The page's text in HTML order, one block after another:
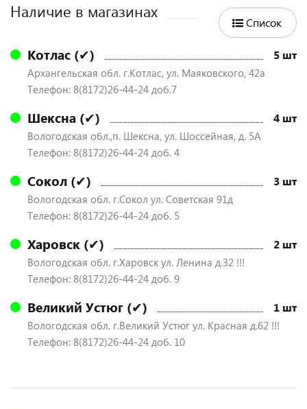
Наличие в магазинах
Список
Котлас (✔) 5 шт
Архангельская обл. г.Котлас, ул. Маяковского, 42а
Телефон: 8(8172)26-44-24 доб.7
Шексна (✔) 4 шт
Вологодская обл.,п. Шексна, ул. Шоссейная, д. 5А
Телефон: 8(8172)26-44-24 доб. 4
Сокол (✔) 3 шт
Вологодская обл. г.Сокол ул. Советская 91д
Телефон: 8(8172)26-44-24 доб. 5
Харовск (✔) 2 шт
Вологодская обл. г.Харовск ул. Ленина д.32 !!!
Телефон: 8(8172)26-44-24 доб. 9
Великий Устюг (✔) 1 шт
Вологодская обл. г.Великий Устюг ул. Красная д.62 !!!
Телефон: 8(8172)26-44-24 доб. 10